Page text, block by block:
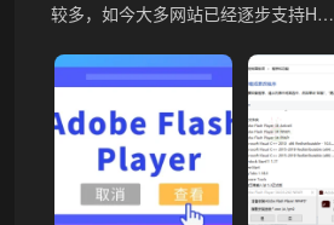
较多，如今大多网站已经逐步支持H…